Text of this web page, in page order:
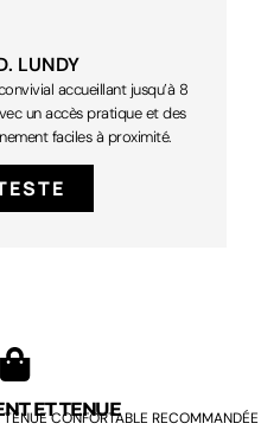
LUNDY
accueillant jusqu’à 8
un accès pratique et des
faciles à proximité.
ET TENUE
CONFORTABLE RECOMMANDÉE